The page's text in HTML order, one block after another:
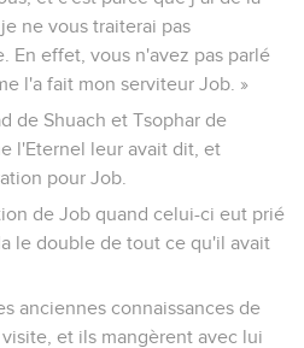
ne vous traiterai pas
En effet, vous n'avez pas parlé
l'a fait mon serviteur Job. »
de Shuach et Tsophar de
l'Eternel leur avait dit, et
pour Job.
de Job quand celui-ci eut prié
le double de tout ce qu'il avait
anciennes connaissances de
et ils mangèrent avec lui